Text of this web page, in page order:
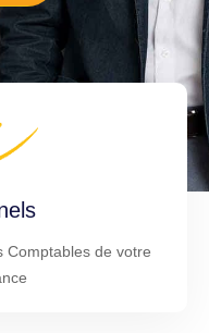
Comptables de votre